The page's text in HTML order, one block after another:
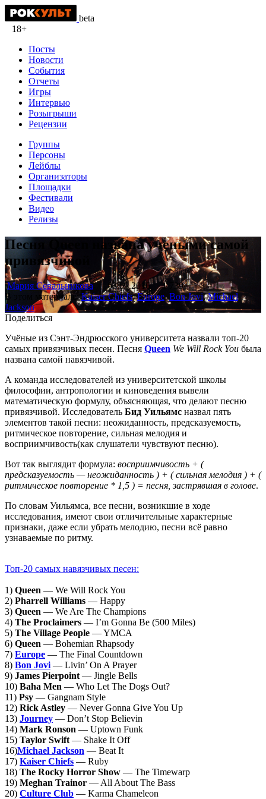
beta
18+
Посты
Новости
События
Отчеты
Игры
Интервью
Розыгрыши
Рецензии
Группы
Персоны
Лейблы
Организаторы
Площадки
Фестивали
Видео
Релизы
Песня Queen названа учеными самой
привязчивой
Мария Севальникова 03.09.2016
1 739
В этом материале:Kaiser Chiefs,Europe,Bon Jovi,Michael
Jackson
Поделиться
Учёные из Сэнт-Эндрюсского университета назвали топ-20
самых привязчивых песен. Песня Queen We Will Rock You была
названа самой навязчивой.
А команда исследователей из университетской школы
философии, антропологии и киноведения вывели
математическую формулу, объясняющая, что делают песню
привязчивой. Исследователь Бид Уильямс назвал пять
элементов такой песни: неожиданность, предсказуемость,
ритмическое повторение, сильная мелодия и
восприимчивость(как слушатели чувствуют песню).
Вот так выглядит формула: восприимчивость + (
предсказуемость — неожиданность ) + ( сильная мелодия ) + (
ритмическое повторение * 1,5 ) = песня, застрявшая в голове.
По словам Уильямса, все песни, возникшие в ходе
исследования, имеют свои отличительные характерные
признаки, даже если убрать мелодию, песни всё равно
узнаваемые по ритму.
Топ-20 самых навязчивых песен:
1) Queen — We Will Rock You
2) Pharrell Williams — Happy
3) Queen — We Are The Champions
4) The Proclaimers — I’m Gonna Be (500 Miles)
5) The Village People — YMCA
6) Queen — Bohemian Rhapsody
7) Europe — The Final Countdown
8) Bon Jovi — Livin’ On A Prayer
9) James Pierpoint — Jingle Bells
10) Baha Men — Who Let The Dogs Out?
11) Psy — Gangnam Style
12) Rick Astley — Never Gonna Give You Up
13) Journey — Don’t Stop Believin
14) Mark Ronson — Uptown Funk
15) Taylor Swift — Shake It Off
16)Michael Jackson — Beat It
17) Kaiser Chiefs — Ruby
18) The Rocky Horror Show — The Timewarp
19) Meghan Trainor — All About The Bass
20) Culture Club — Karma Chameleon